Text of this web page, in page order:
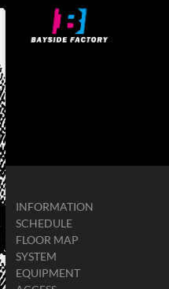
INFORMATION
SCHEDULE
FLOOR MAP
SYSTEM
EQUIPMENT